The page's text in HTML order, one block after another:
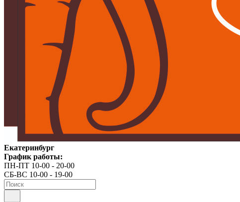
Екатеринбург
График работы:
ПН-ПТ 10-00 - 20-00
СБ-ВС 10-00 - 19-00